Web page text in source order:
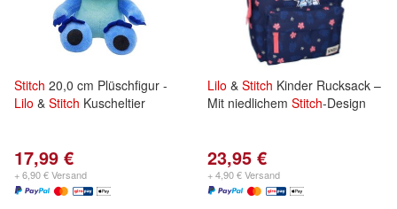
Stitch 20,0 cm Plüschfigur -
Lilo & Stitch Kuscheltier
17,99 €
+ 6,90 € Versand
Lilo & Stitch Kinder Rucksack –
Mit niedlichem Stitch-Design
23,95 €
+ 4,90 € Versand